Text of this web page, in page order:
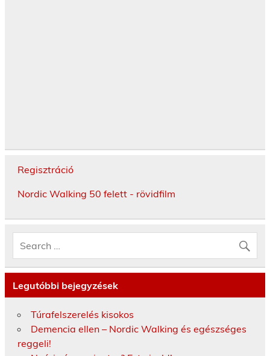
Regisztráció
Nordic Walking 50 felett - rövidfilm
Legutóbbi bejegyzések
Túrafelszerelés kisokos
Demencia ellen – Nordic Walking és egészséges
reggeli!